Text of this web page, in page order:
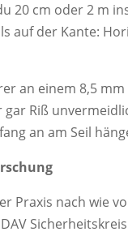
20 cm oder 2 m
auf der Kante:
an einem 8,5
gar Riß
an am Seil
Praxis nach wie